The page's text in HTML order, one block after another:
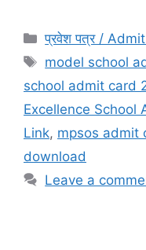
प्रवेश पत्र /
model school
school admit card
Excellence School
Link, mpsos admit
download
Leave a